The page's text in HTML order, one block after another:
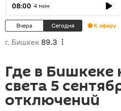
08:00 4 мин
Вчера Сегодня К эфиру
г. Бишкек 89.3
Где в Бишкеке
света 5
отключений